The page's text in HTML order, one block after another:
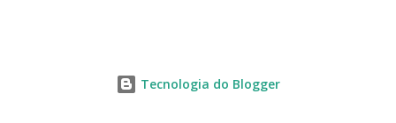
Tbm Amanari. Estavam em uma casa, onde foi invadida e
Tecnologia do Blogger